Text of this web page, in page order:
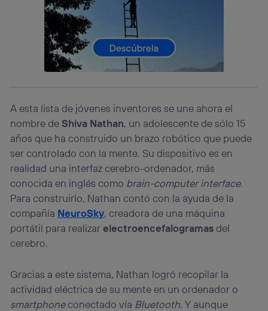
A esta lista de jóvenes inventores se une ahora el
nombre deShiva Nathan, un adolescente de sólo 15
años que ha construido un brazo robótico que puede
ser controlado con la mente. Su dispositivo es en
realidad una interfaz cerebro-ordenador, más
conocida en inglés como brain-computer interface.
Para construirlo, Nathan contó con la ayuda de la
compañía NeuroSky, creadora de una máquina
portátil para realizarelectroencefalogramasdel
cerebro.
Gracias a este sistema, Nathan logró recopilar la
actividad eléctrica de su mente en un ordenador o
smartphoneconectado vía Bluetooth. Y aunque
lo que cualquier persona que conecte su dispositivo y
consienta el uso de la tecnología recibirá el mismo
identificador. Típicamente:
Si utilizas unaconexión de banda ancha
el marketing o análisis se realizará en función de las
actividades de navegación de los miembros del hogar
personalizado, ya que se basará únicamente en la
navegación del usuario del móvil.
Puedes gestionar los consentimientos Utiq seleccionando
“Administrar Utiq” en la parte inferior de esta página web o
visitando el portal de privacidad de Utiq
(“consenthub”). Para más información, consulta
la política de privacidad de Utiq.